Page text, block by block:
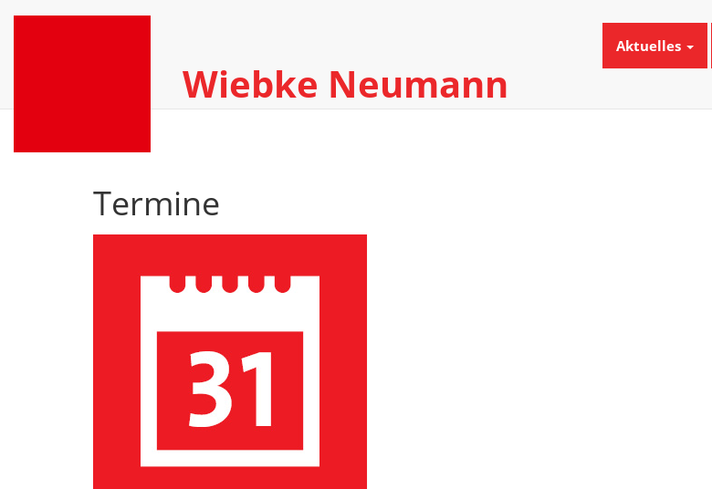
Wiebke Neumann
Aktuelles
Termine